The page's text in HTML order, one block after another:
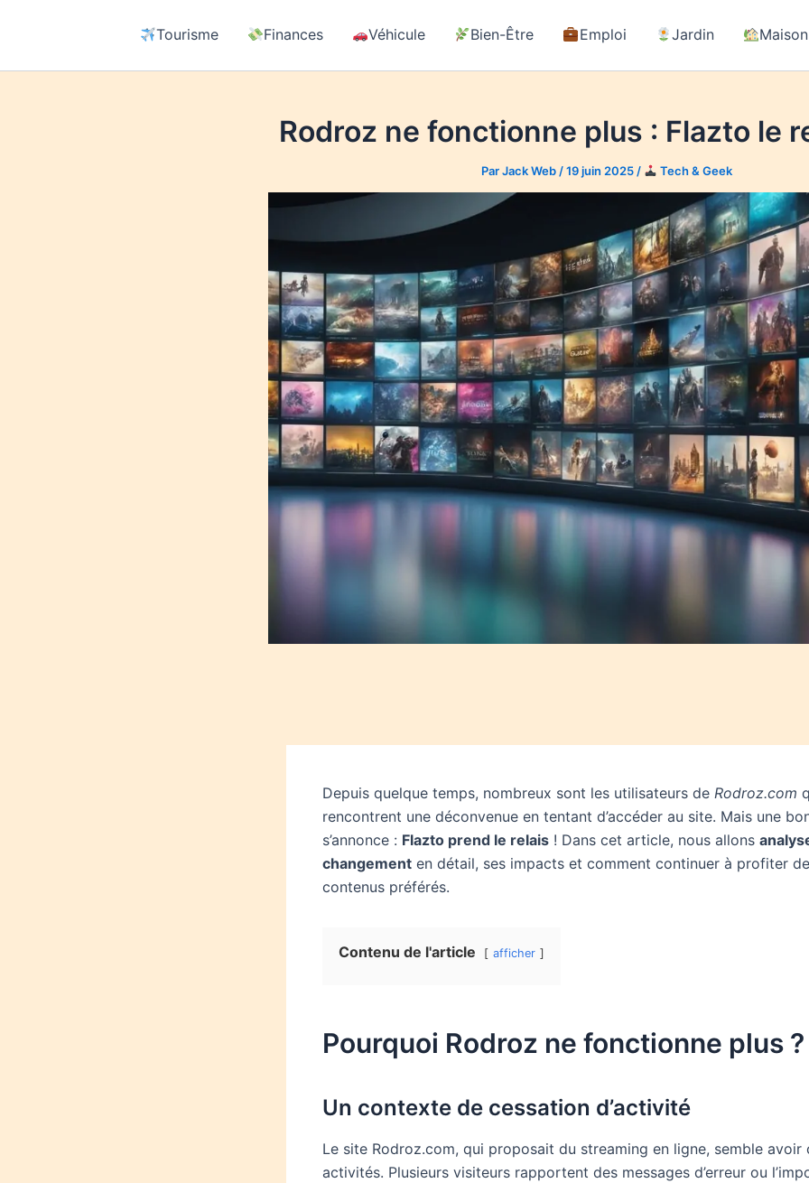
Tourisme Finances Véhicule Bien-Être Emploi Jardin Maison
Rodroz ne fonctionne plus : Flazto le
ParJack Web /19 juin 2025 / Tech & Geek
Depuis quelque temps, nombreux sont les utilisateurs de Rodroz.com
rencontrent une déconvenue en tentant d’accéder au site. Mais une
s’annonce : Flazto prend le relais ! Dans cet article, nous allons
changement en détail, ses impacts et comment continuer à profiter
contenus préférés.
Contenu de l'article afficher
Pourquoi Rodroz ne fonctionne plus ?
Un contexte de cessation d’activité
Le site Rodroz.com, qui proposait du streaming en ligne, semble avoir
activités. Plusieurs visiteurs rapportent des messages d’erreur ou